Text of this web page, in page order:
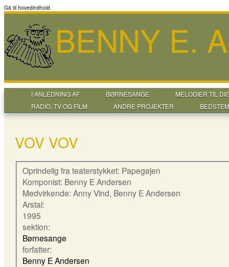
Gå til hovedindhold
BENNY E.
I ANLEDNING AF BØRNESANGE
MELODIER TIL
RADIO, TV OG FILM
ANDRE PROJEKTER
VOV VOV
Oprindelig fra teaterstykket: Papegøjen
Komponist: Benny E Andersen
Medvirkende: Anny Vind, Benny E Andersen
Arstal:
1995
sektion:
Børnesange
forfatter:
Benny E Andersen